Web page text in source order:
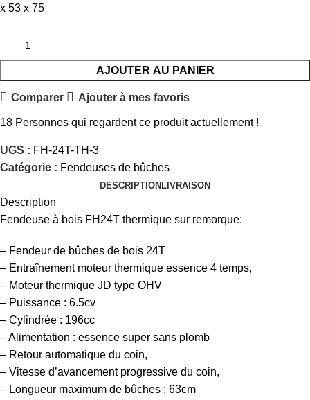
x 53 x 75
AJOUTER AU PANIER
Comparer Ajouter à mes favoris
18 Personnes qui regardent ce produit actuellement !
UGS : FH-24T-TH-3
Catégorie : Fendeuses de bûches
DESCRIPTION LIVRAISON
Description
Fendeuse à bois FH24T thermique sur remorque:
– Fendeur de bûches de bois 24T
– Entraînement moteur thermique essence 4 temps,
– Moteur thermique JD type OHV
– Puissance : 6.5cv
– Cylindrée : 196cc
– Alimentation : essence super sans plomb
– Retour automatique du coin,
– Vitesse d’avancement progressive du coin,
– Longueur maximum de bûches : 63cm